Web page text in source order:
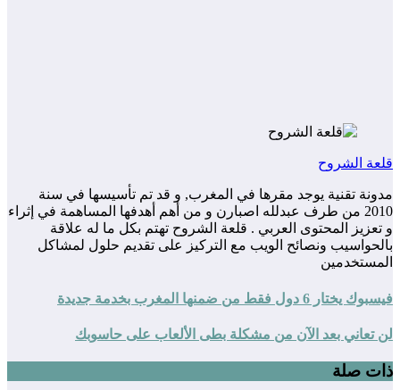
الشروح
تقنية يوجد مقرها في المغرب, و قد تم تأسيسها في سنة
2010 من طرف عبدلله اصبارن و من أهم أهدفها المساهمة في إثراء
المحتوى العربي . قلعة الشروح تهتم بكل ما له علاقة
ونصائح الويب مع التركيز على تقديم حلول لمشاكل
6 دول فقط من ضمنها المغرب بخدمة جديدة
تعاني بعد الآن من مشكلة بطى الألعاب على حاسوبك
صلة